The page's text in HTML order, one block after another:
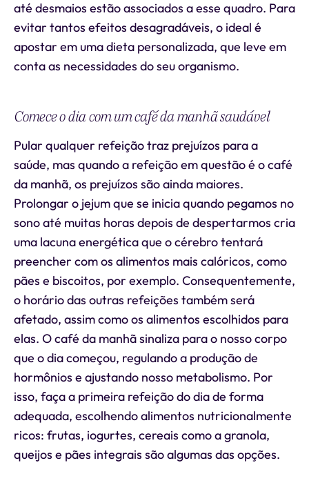
até desmaios estão associados a esse quadro. Para
evitar tantos efeitos desagradáveis, o ideal é
apostar em uma dieta personalizada, que leve em
conta as necessidades do seu organismo.
Comece o dia com um café da manhã saudável
Pular qualquer refeição traz prejuízos para a
saúde, mas quando a refeição em questão é o café
da manhã, os prejuízos são ainda maiores.
Prolongar o jejum que se inicia quando pegamos no
sono até muitas horas depois de despertarmos cria
uma lacuna energética que o cérebro tentará
preencher com os alimentos mais calóricos, como
pães e biscoitos, por exemplo. Consequentemente,
o horário das outras refeições também será
afetado, assim como os alimentos escolhidos para
elas. O café da manhã sinaliza para o nosso corpo
que o dia começou, regulando a produção de
hormônios e ajustando nosso metabolismo. Por
isso, faça a primeira refeição do dia de forma
adequada, escolhendo alimentos nutricionalmente
ricos: frutas, iogurtes, cereais como a granola,
queijos e pães integrais são algumas das opções.